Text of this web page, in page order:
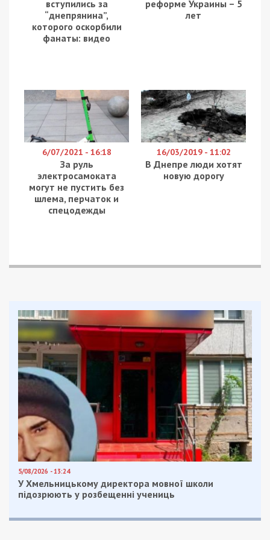
вступились за
“днепрянина”,
которого оскорбили
фанаты: видео
реформе Украины – 5
лет
6/07/2021 - 16:18
За руль
электросамоката
могут не пустить без
шлема, перчаток и
спецодежды
16/03/2019 - 11:02
В Днепре люди хотят
новую дорогу
5/08/2026 - 13:24
У Хмельницькому директора мовної школи
підозрюють у розбещенні учениць